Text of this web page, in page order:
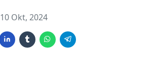
10 Okt, 2024